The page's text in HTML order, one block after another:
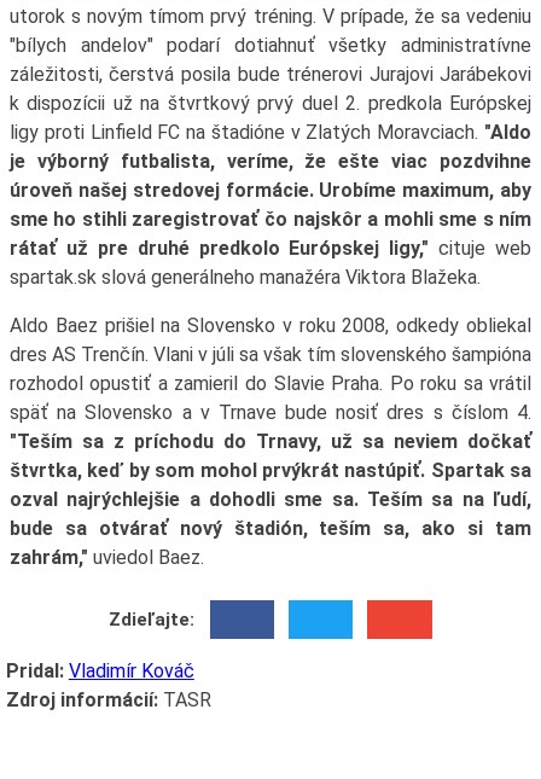
utorok s novým tímom prvý tréning. V prípade, že sa vedeniu
"bílych andelov" podarí dotiahnuť všetky administratívne
záležitosti, čerstvá posila bude trénerovi Jurajovi Jarábekovi
k dispozícii už na štvrtkový prvý duel 2. predkola Európskej
ligy proti Linfield FC na štadióne v Zlatých Moravciach. "Aldo
je výborný futbalista, veríme, že ešte viac pozdvihne
úroveň našej stredovej formácie. Urobíme maximum, aby
sme ho stihli zaregistrovať čo najskôr a mohli sme s ním
rátať už pre druhé predkolo Európskej ligy," cituje web
spartak.sk slová generálneho manažéra Viktora Blažeka.
Aldo Baez prišiel na Slovensko v roku 2008, odkedy obliekal
dres AS Trenčín. Vlani v júli sa však tím slovenského šampióna
rozhodol opustiť a zamieril do Slavie Praha. Po roku sa vrátil
späť na Slovensko a v Trnave bude nosiť dres s číslom 4.
"Teším sa z príchodu do Trnavy, už sa neviem dočkať
štvrtka, keď by som mohol prvýkrát nastúpiť. Spartak sa
ozval najrýchlejšie a dohodli sme sa. Teším sa na ľudí,
bude sa otvárať nový štadión, teším sa, ako si tam
zahrám," uviedol Baez.
Zdieľajte:
Pridal: Vladimír Kováč
Zdroj informácií:TASR